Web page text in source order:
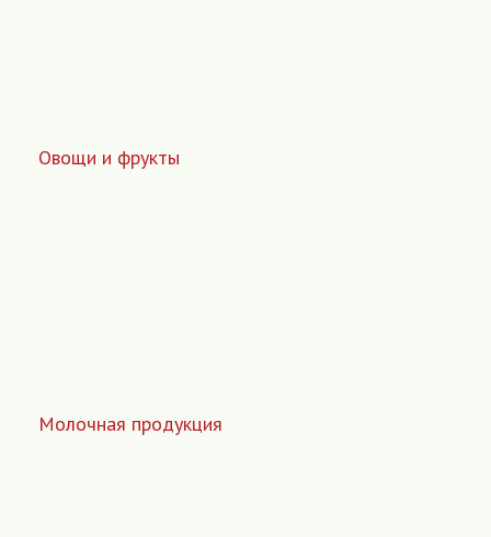
Овощи и фрукты
Молочная продукция